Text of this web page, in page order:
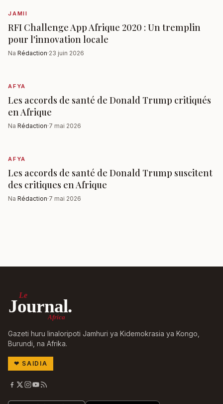
JAMII
RFI Challenge App Afrique 2020 : Un tremplin
pour l'innovation locale
Na Rédaction·23 juin 2026
AFYA
Les accords de santé de Donald Trump critiqués
en Afrique
Na Rédaction·7 mai 2026
AFYA
Les accords de santé de Donald Trump suscitent
des critiques en Afrique
Na Rédaction·7 mai 2026
Le
Journal.
Africa
Gazeti huru linaloripoti Jamhuri ya Kidemokrasia ya Kongo,
Burundi, na Afrika.
❤ SAIDIA